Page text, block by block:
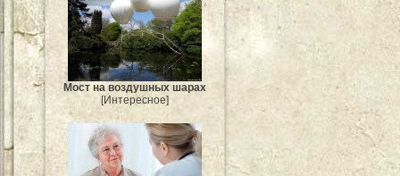
Мост на воздушных шарах
[Интересное]